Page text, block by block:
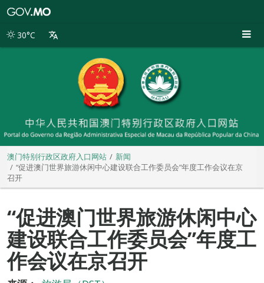
别
30°C
澳门特别行政区政府入口网站
新闻
“促进澳门世界旅游休闲中心建设联合工作委员会”年度工作会议在京
召开
“促进澳门世界旅游休闲中心
建设联合工作委员会”年度工
作会议在京召开